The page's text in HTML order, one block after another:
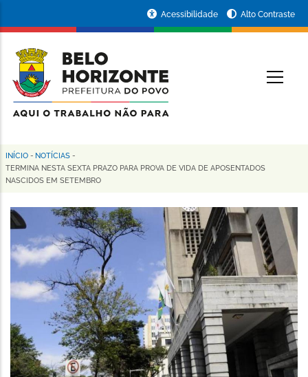
conteúdo
principal
da
Prefeitura
de
Horizonte
Acessibilidade Alto Contraste
Trilha
de
navegação
INÍCIO - NOTÍCIAS -
TERMINA NESTA SEXTA PRAZO PARA PROVA DE VIDA DE APOSENTADOS
NASCIDOS EM SETEMBRO